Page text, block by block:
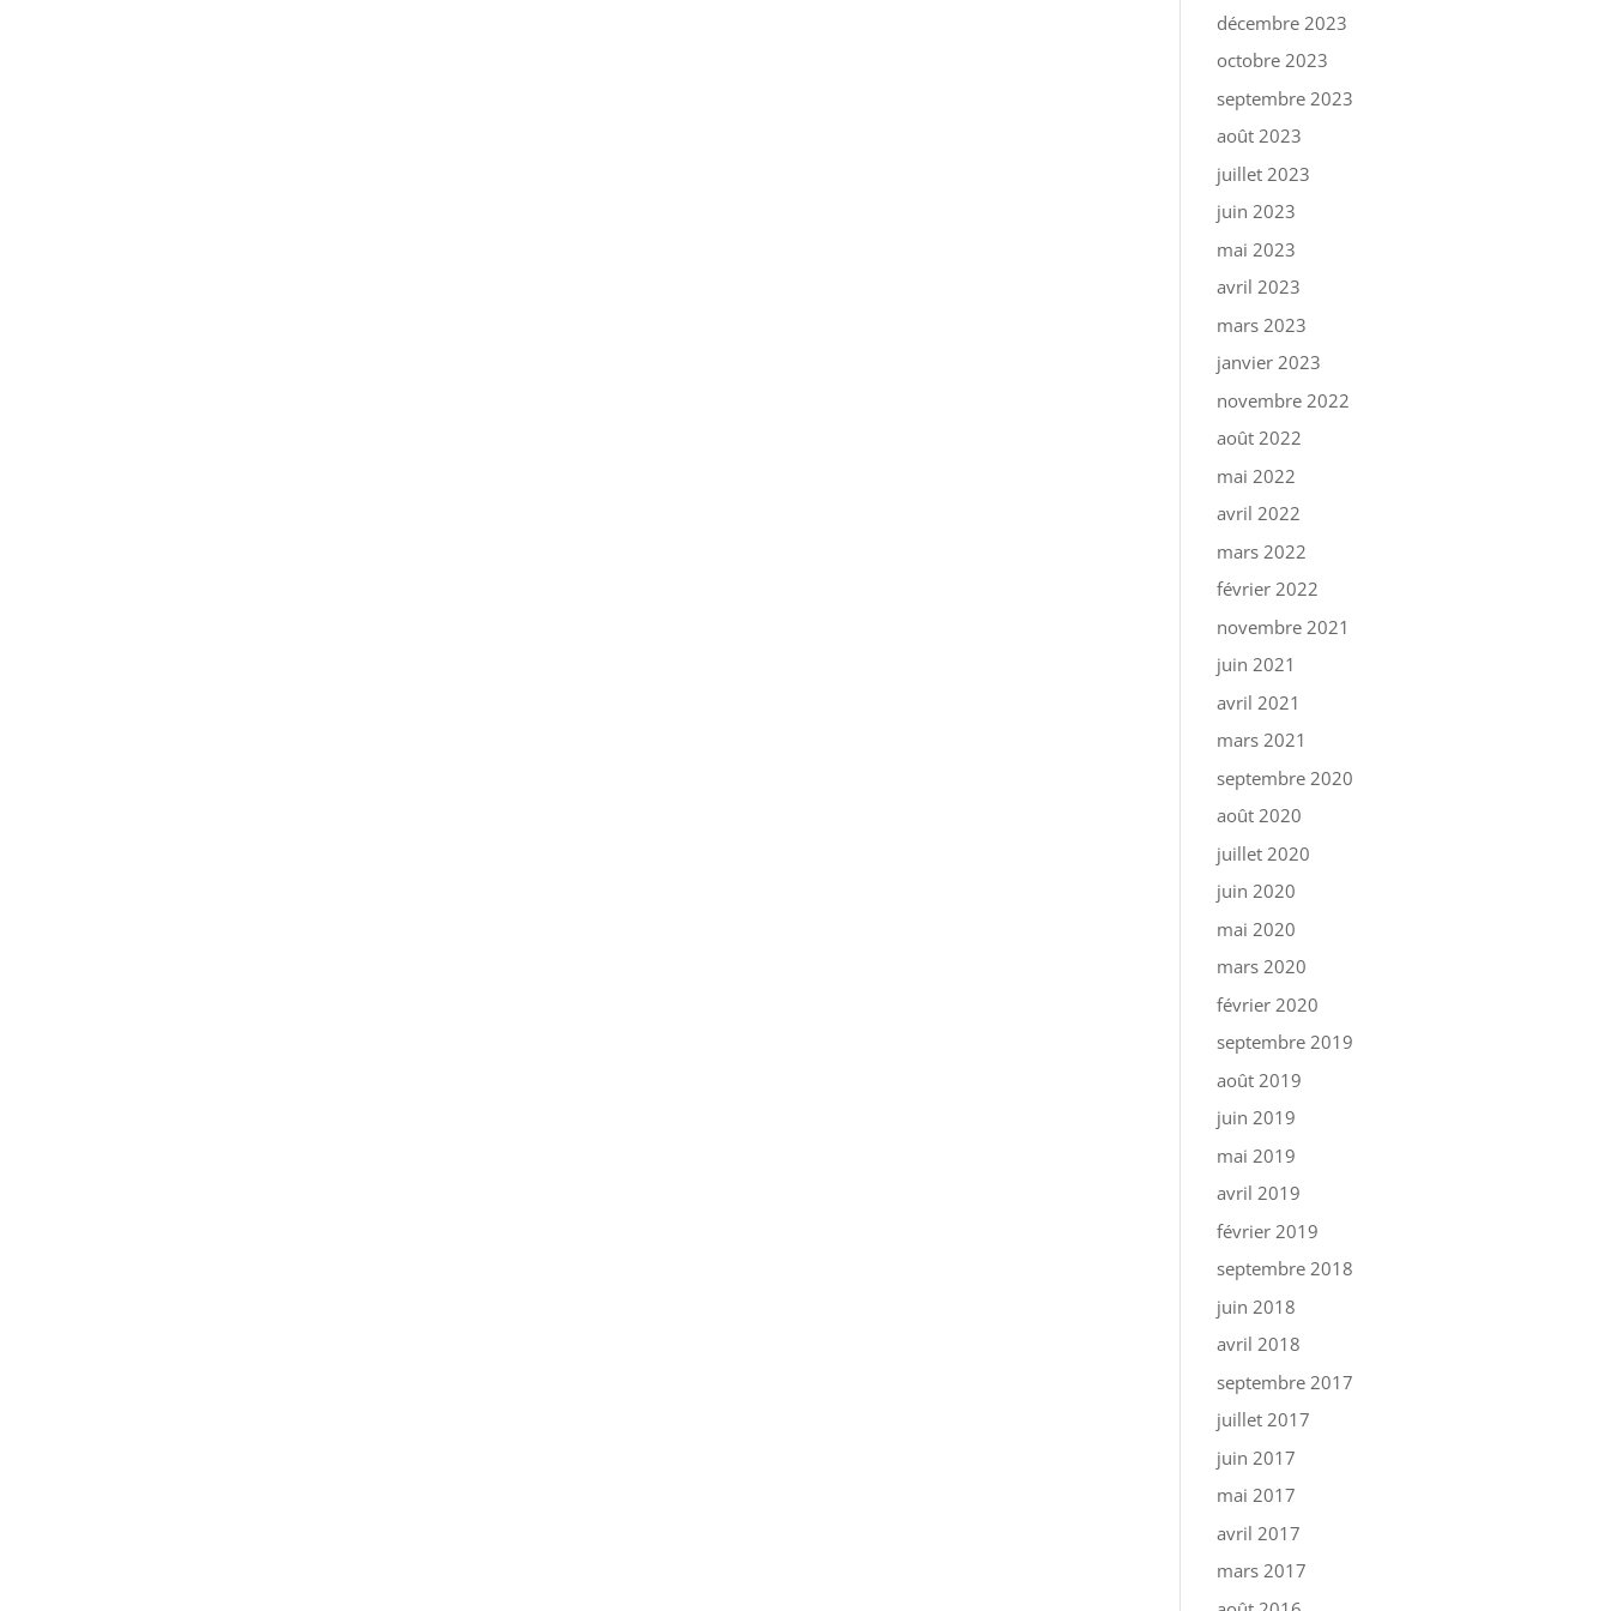
décembre 2023
octobre 2023
septembre 2023
août 2023
juillet 2023
juin 2023
mai 2023
avril 2023
mars 2023
janvier 2023
novembre 2022
août 2022
mai 2022
avril 2022
mars 2022
février 2022
novembre 2021
juin 2021
avril 2021
mars 2021
septembre 2020
août 2020
juillet 2020
juin 2020
mai 2020
mars 2020
février 2020
septembre 2019
août 2019
juin 2019
mai 2019
avril 2019
février 2019
septembre 2018
juin 2018
avril 2018
septembre 2017
juillet 2017
juin 2017
mai 2017
avril 2017
mars 2017